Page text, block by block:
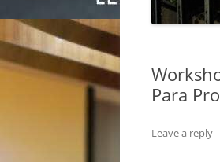
Para
Leave a reply